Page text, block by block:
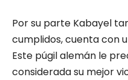
Por su parte Kabayel
cumplidos, cuenta con
Este púgil alemán le
considerada su mejor